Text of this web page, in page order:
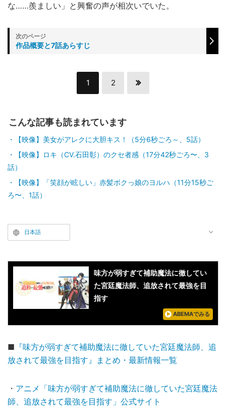
な……羨ましい」と興奮の声が相次いでいた。
作品概要と7話あらすじ
1 2
こんな記事も読まれています
【映像】美女がアレクに大胆キス！（5分6秒ごろ～、5話）
【映像】ロキ（CV.石田彰）のクセ者感（17分42秒ごろ〜、3
話）
【映像】「笑顔が眩しい」赤髪ボクっ娘のヨルハ（11分15秒ご
ろ〜、1話）
日本語
味方が弱すぎて補助魔法に徹してい
た宮廷魔法師、追放されて最強を目
指す
ABEMAでみる
■ 『味方が弱すぎて補助魔法に徹していた宮廷魔法師、追
放されて最強を目指す』まとめ・最新情報一覧
・ アニメ「味方が弱すぎて補助魔法に徹していた宮廷魔法
師、追放されて最強を目指す」公式サイト